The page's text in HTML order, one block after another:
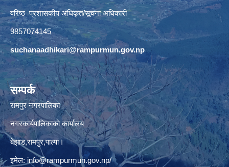
वरिष्ठ प्रशासकीय अधिकृत/सूचना अधिकारी
9857074145
suchanaadhikari@rampurmun.gov.np
सम्पर्क
रामपुर नगरपालिका
नगरकार्यपालिकाको कार्यालय
बेझाड,रामपुर,पाल्पा।
इमेल: info@rampurmun.gov.np/